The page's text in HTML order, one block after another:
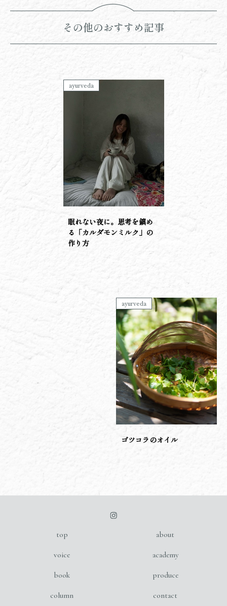
その他のおすすめ記事
ayurveda
眠れない夜に。思考を鎮め
る「カルダモンミルク」の
作り方
ayurveda
ゴツコラのオイル
top about
voice academy
book produce
column contact